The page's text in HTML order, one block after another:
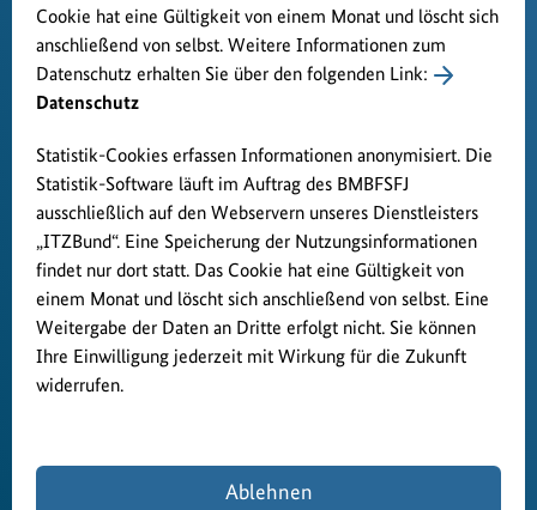
Cookie hat eine Gültigkeit von einem Monat und löscht sich
anschließend von selbst. Weitere Informationen zum
Datenschutz erhalten Sie über den folgenden Link:
Datenschutz
Statistik-Cookies erfassen Informationen anonymisiert. Die
Statistik-Software läuft im Auftrag des BMBFSFJ
ausschließlich auf den Webservern unseres Dienstleisters
„ITZBund“. Eine Speicherung der Nutzungsinformationen
findet nur dort statt. Das Cookie hat eine Gültigkeit von
einem Monat und löscht sich anschließend von selbst. Eine
Weitergabe der Daten an Dritte erfolgt nicht. Sie können
Ihre Einwilligung jederzeit mit Wirkung für die Zukunft
widerrufen.
Ablehnen